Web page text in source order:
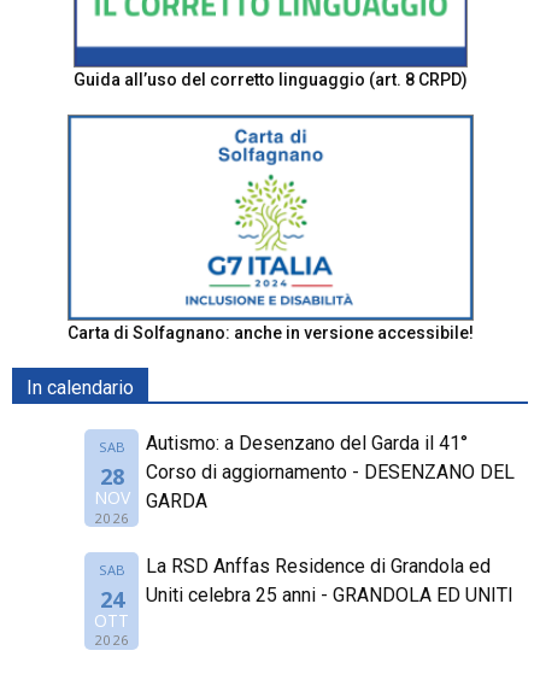
Guida all’uso del corretto linguaggio (art. 8 CRPD)
Carta di Solfagnano: anche in versione accessibile!
In calendario
SAB
28
NOV
2026
Autismo: a Desenzano del Garda il 41°
Corso di aggiornamento - DESENZANO DEL
GARDA
SAB
24
OTT
2026
La RSD Anffas Residence di Grandola ed
Uniti celebra 25 anni - GRANDOLA ED UNITI